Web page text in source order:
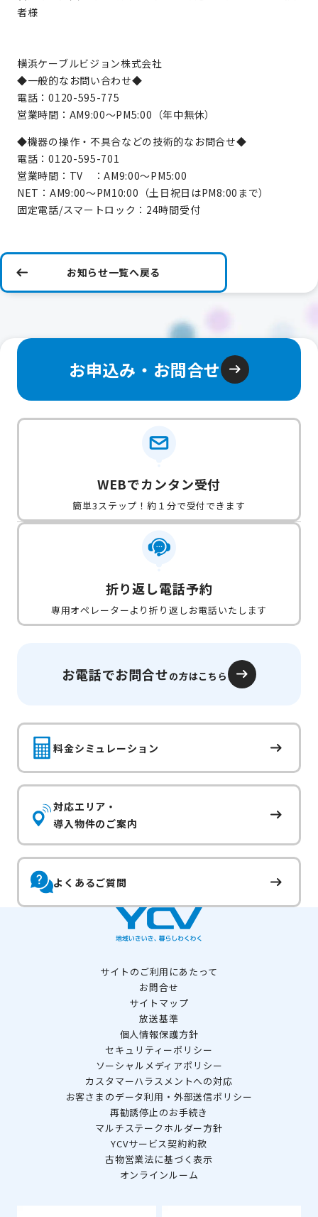
者様
横浜ケーブルビジョン株式会社
◆一般的なお問い合わせ◆
電話：0120-595-775
営業時間：AM9:00～PM5:00（年中無休）
◆機器の操作・不具合などの技術的なお問合せ◆
電話：0120-595-701
営業時間：TV ：AM9:00～PM5:00
NET：AM9:00～PM10:00（土日祝日はPM8:00まで）
固定電話/スマートロック：24時間受付
お知らせ一覧へ戻る
お申込み・お問合せ
WEBでカンタン受付
簡単3ステップ！約１分で受付できます
折り返し電話予約
専用オペレーターより折り返しお電話いたします
お電話でお問合せの方はこちら
料金シミュレーション
対応エリア・
導入物件のご案内
よくあるご質問
サイトのご利用にあたって
お問合せ
サイトマップ
放送基準
個人情報保護方針
セキュリティーポリシー
ソーシャルメディアポリシー
カスタマーハラスメントへの対応
お客さまのデータ利用・外部送信ポリシー
再勧誘停止のお手続き
マルチステークホルダー方針
YCVサービス契約約款
古物営業法に基づく表示
オンラインルーム